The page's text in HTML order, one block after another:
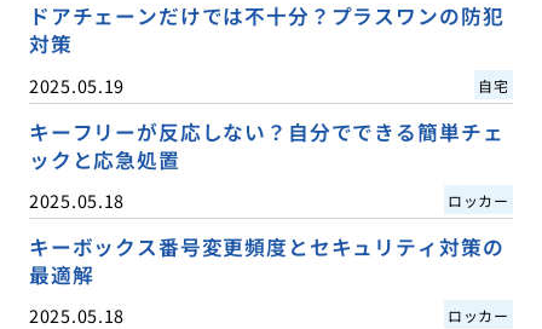
ドアチェーンだけでは不十分？プラスワンの防犯
対策
2025.05.19 自宅
キーフリーが反応しない？自分でできる簡単チェ
ックと応急処置
2025.05.18 ロッカー
キーボックス番号変更頻度とセキュリティ対策の
最適解
2025.05.18 ロッカー